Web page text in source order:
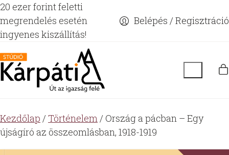
20 ezer forint feletti
megrendelés esetén
ingyenes kiszállítás!
Belépés / Regisztráció
Kezdőlap /Történelem/ Ország a pácban – Egy
újságíró az összeomlásban, 1918-1919